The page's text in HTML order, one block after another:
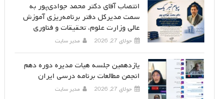
انتصاب آقای دکتر محمد جوادی‌پور به
سمت مدیرکل دفتر برنامه‌ریزی آموزش
عالی وزارت علوم، تحقیقات و فناوری
جولای 27, 2026 مدیر سایت
یازدهمین جلسه هیات مدیره دوره دهم
انجمن مطالعات برنامه درسی ایران
جولای 27, 2026 مدیر سایت